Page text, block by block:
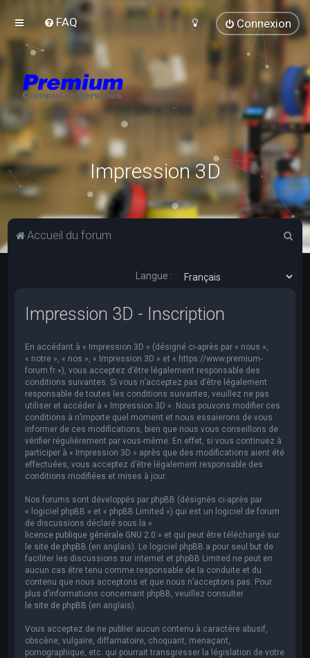
FAQ Connexion
Impression 3D
Accueil du forum
Langue :
Impression 3D - Inscription
En accédant à « Impression 3D » (désigné ci-après par « nous »,
« notre », « nos », « Impression 3D » et « https://www.premium-
forum.fr »), vous acceptez d’être légalement responsable des
conditions suivantes. Si vous n’acceptez pas d’être légalement
responsable de toutes les conditions suivantes, veuillez ne pas
utiliser et accéder à « Impression 3D ». Nous pouvons modifier ces
conditions à n’importe quel moment et nous essaierons de vous
informer de ces modifications, bien que nous vous conseillons de
vérifier régulièrement par vous-même. En effet, si vous continuez à
participer à « Impression 3D » après que des modifications aient été
effectuées, vous acceptez d’être légalement responsable des
conditions modifiées et mises à jour.
Nos forums sont développés par phpBB (désignés ci-après par
« logiciel phpBB » et « phpBB Limited ») qui est un logiciel de forum
de discussions déclaré sous la «
licence publique générale GNU 2.0 » et qui peut être téléchargé sur
le site de phpBB (en anglais). Le logiciel phpBB a pour seul but de
faciliter les discussions sur internet et phpBB Limited ne peut en
aucun cas être tenu comme responsable de la conduite et du
contenu que nous acceptons et que nous n’acceptons pas. Pour
plus d’informations concernant phpBB, veuillez consulter
le site de phpBB (en anglais).
Vous acceptez de ne publier aucun contenu à caractère abusif,
obscène, vulgaire, diffamatoire, choquant, menaçant,
pornographique, etc. qui pourrait transgresser la législation de votre